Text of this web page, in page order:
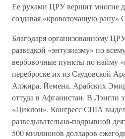
Ее руками ЦРУ вершит многие
создавая «кровоточащую рану»
Благодаря организованному
разведкой «энтузиазму» по
вербовочные пункты по найму
переброске их из Саудовской
Алжира, Йемена, Арабских
оттуда в Афганистан. В Лэнгли
«Циклон». Конгресс США
разведывательно-подрывной
500 миллионов долларов